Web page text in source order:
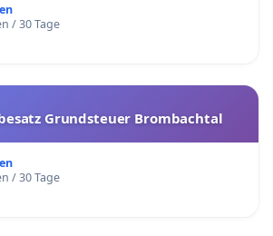
/ 30 Tage
Grundsteuer Brombachtal
/ 30 Tage